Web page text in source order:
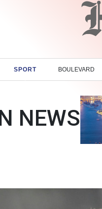
SPORT BOULEVARD
NEWS